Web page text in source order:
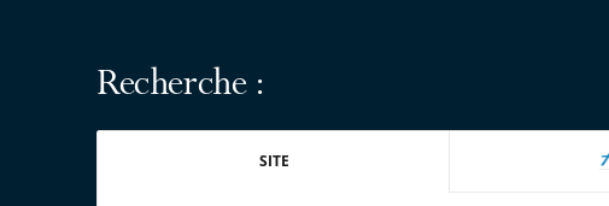
Recherche :
SITE